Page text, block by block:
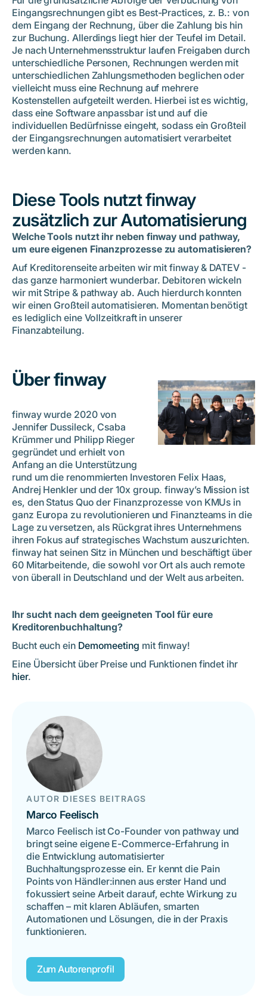
Eingangsrechnungen gibt es Best-Practices, z. B.: von
dem Eingang der Rechnung, über die Zahlung bis hin
zur Buchung. Allerdings liegt hier der Teufel im Detail.
Je nach Unternehmensstruktur laufen Freigaben durch
unterschiedliche Personen, Rechnungen werden mit
unterschiedlichen Zahlungsmethoden beglichen oder
vielleicht muss eine Rechnung auf mehrere
Kostenstellen aufgeteilt werden. Hierbei ist es wichtig,
dass eine Software anpassbar ist und auf die
individuellen Bedürfnisse eingeht, sodass ein Großteil
der Eingangsrechnungen automatisiert verarbeitet
werden kann.
Diese Tools nutzt finway
zusätzlich zur Automatisierung
Welche Tools nutzt ihr neben finway und pathway,
um eure eigenen Finanzprozesse zu automatisieren?
Auf Kreditorenseite arbeiten wir mit finway & DATEV -
das ganze harmoniert wunderbar. Debitoren wickeln
wir mit Stripe & pathway ab. Auch hierdurch konnten
wir einen Großteil automatisieren. Momentan benötigt
es lediglich eine Vollzeitkraft in unserer
Finanzabteilung.
Überfinway
finway wurde 2020 von
Jennifer Dussileck, Csaba
Krümmer und Philipp Rieger
gegründet und erhielt von
Anfang an die Unterstützung
rund um die renommierten Investoren Felix Haas,
Andrej Henkler und der 10x group. finway’s Mission ist
es, den Status Quo der Finanzprozesse von KMUs in
ganz Europa zu revolutionieren und Finanzteams in die
Lage zu versetzen, als Rückgrat ihres Unternehmens
ihren Fokus auf strategisches Wachstum auszurichten.
finway hat seinen Sitz in München und beschäftigt über
60 Mitarbeitende, die sowohl vor Ort als auch remote
von überall in Deutschland und der Welt aus arbeiten.
Ihr sucht nach dem geeigneten Tool für eure
Kreditorenbuchhaltung?
Bucht euch ein Demomeeting mit finway!
Eine Übersicht über Preise und Funktionen findet ihr
hier.
AUTOR DIESES BEITRAGS
Marco Feelisch
Marco Feelisch ist Co-Founder von pathway und
bringt seine eigene E-Commerce-Erfahrung in
die Entwicklung automatisierter
Buchhaltungsprozesse ein. Er kennt die Pain
Points von Händler:innen aus erster Hand und
fokussiert seine Arbeit darauf, echte Wirkung zu
schaffen – mit klaren Abläufen, smarten
Automationen und Lösungen, die in der Praxis
funktionieren.
Zum Autorenprofil